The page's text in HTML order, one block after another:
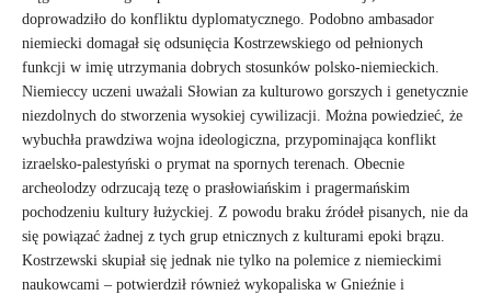
doprowadziło do konfliktu dyplomatycznego. Podobno ambasador
niemiecki domagał się odsunięcia Kostrzewskiego od pełnionych
funkcji w imię utrzymania dobrych stosunków polsko-niemieckich.
Niemieccy uczeni uważali Słowian za kulturowo gorszych i genetycznie
niezdolnych do stworzenia wysokiej cywilizacji. Można powiedzieć, że
wybuchła prawdziwa wojna ideologiczna, przypominająca konflikt
izraelsko-palestyński o prymat na spornych terenach. Obecnie
archeolodzy odrzucają tezę o prasłowiańskim i pragermańskim
pochodzeniu kultury łużyckiej. Z powodu braku źródeł pisanych, nie da
się powiązać żadnej z tych grup etnicznych z kulturami epoki brązu.
Kostrzewski skupiał się jednak nie tylko na polemice z niemieckimi
naukowcami – potwierdził również wykopaliska w Gnieźnie i